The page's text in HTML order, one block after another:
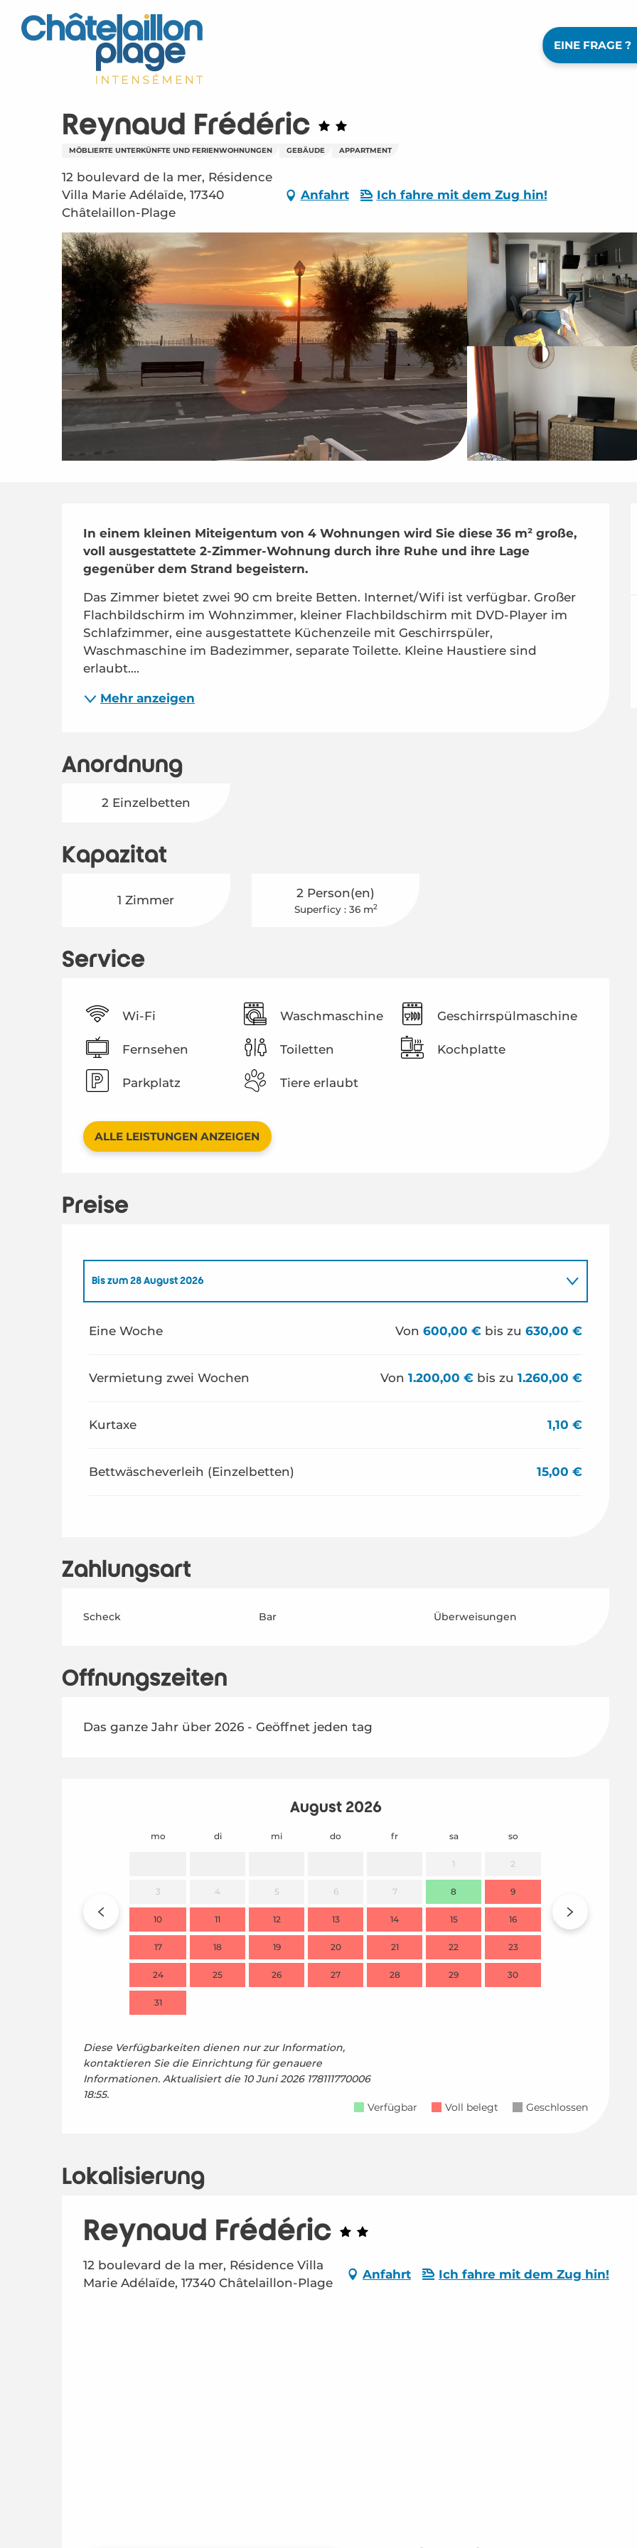
contenu
EINE FRAGE ?
Reynaud Frédéric
MÖBLIERTE UNTERKÜNFTE UND FERIENWOHNUNGEN GEBÄUDE APPARTMENT
12 boulevard de la mer, Résidence
Villa Marie Adélaïde, 17340
Châtelaillon-Plage
Anfahrt Ich fahre mit dem Zug hin!
Beschreibung
In einem kleinen Miteigentum von 4 Wohnungen wird Sie diese 36 m² große,
voll ausgestattete 2-Zimmer-Wohnung durch ihre Ruhe und ihre Lage
gegenüber dem Strand begeistern.
Das Zimmer bietet zwei 90 cm breite Betten. Internet/Wifi ist verfügbar. Großer
Flachbildschirm im Wohnzimmer, kleiner Flachbildschirm mit DVD-Player im
Schlafzimmer, eine ausgestattete Küchenzeile mit Geschirrspüler,
Waschmaschine im Badezimmer, separate Toilette. Kleine Haustiere sind
erlaubt....
Mehr anzeigen
Anordnung
2 Einzelbetten
Kapazität
1 Zimmer 2 Person(en)
Superficy : 36 m2
Service
Wi-Fi Waschmaschine Geschirrspülmaschine
Fernsehen Toiletten Kochplatte
Parkplatz Tiere erlaubt
ALLE LEISTUNGEN ANZEIGEN
Preise
Bis zum 28 August 2026
Eine Woche Von600,00 € bis zu630,00 €
Vermietung zwei Wochen Von1.200,00 € bis zu1.260,00 €
Kurtaxe 1,10 €
Bettwäscheverleih (Einzelbetten) 15,00 €
Zahlungsart
Scheck Bar Überweisungen
Öffnungszeiten
Das ganze Jahr über 2026 - Geöffnet jeden tag
August 2026
mo di mi do fr sa so
1 2
3 4 5 6 7 8 9
10 11 12 13 14 15 16
17 18 19 20 21 22 23
24 25 26 27 28 29 30
31
Diese Verfügbarkeiten dienen nur zur Information,
kontaktieren Sie die Einrichtung für genauere
Informationen.Aktualisiert die 10 Juni 2026 178111770006
18:55.
Verfügbar
Voll belegt Geschlossen
Lokalisierung
Reynaud Frédéric
12 boulevard de la mer, Résidence Villa
Marie Adélaïde, 17340 Châtelaillon-Plage
Anfahrt Ich fahre mit dem Zug hin!